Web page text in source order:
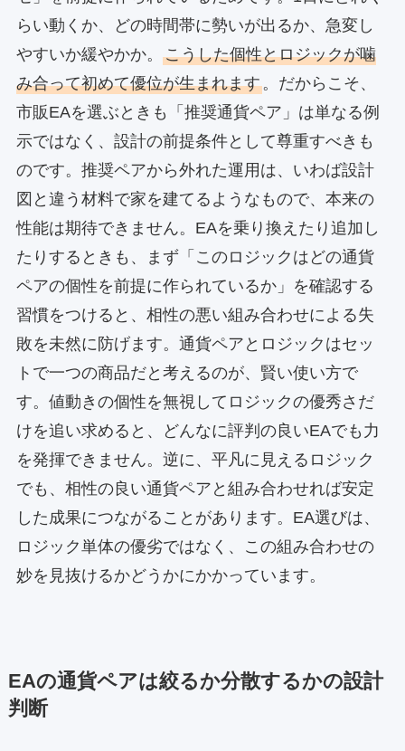
らい動くか、どの時間帯に勢いが出るか、急変し
やすいか緩やかか。 こうした個性とロジックが噛
み合って初めて優位が生まれます。だからこそ、
市販EAを選ぶときも「推奨通貨ペア」は単なる例
示ではなく、設計の前提条件として尊重すべきも
のです。推奨ペアから外れた運用は、いわば設計
図と違う材料で家を建てるようなもので、本来の
性能は期待できません。EAを乗り換えたり追加し
たりするときも、まず「このロジックはどの通貨
ペアの個性を前提に作られているか」を確認する
習慣をつけると、相性の悪い組み合わせによる失
敗を未然に防げます。通貨ペアとロジックはセッ
トで一つの商品だと考えるのが、賢い使い方で
す。値動きの個性を無視してロジックの優秀さだ
けを追い求めると、どんなに評判の良いEAでも力
を発揮できません。逆に、平凡に見えるロジック
でも、相性の良い通貨ペアと組み合わせれば安定
した成果につながることがあります。EA選びは、
ロジック単体の優劣ではなく、この組み合わせの
妙を見抜けるかどうかにかかっています。
EAの通貨ペアは絞るか分散するかの設計
判断